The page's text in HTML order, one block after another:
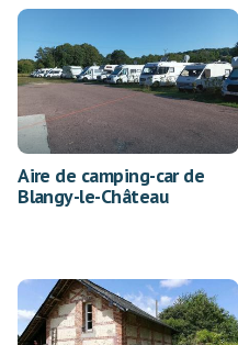
Aire de camping-car de
Blangy-le-Château